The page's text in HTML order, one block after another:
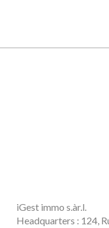
iGest immo s.àr.l.
Headquarters : 124,